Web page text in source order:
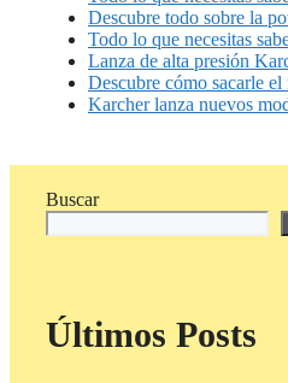
Descubre todo sobre la
Todo lo que necesitas
Lanza de alta presión
Descubre cómo sacarle
Karcher lanza nuevos
Buscar
Últimos Posts